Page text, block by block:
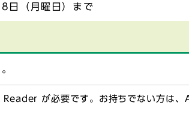
日（月曜日）まで
が必要です。お持ちでない方は、